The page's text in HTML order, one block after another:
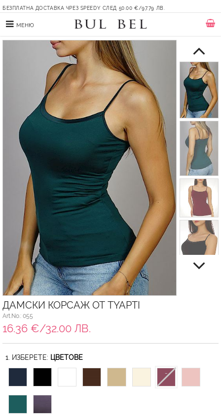
БЕЗПЛАТНА ДОСТАВКА ЧРЕЗ SPEEDY СЛЕД 50.00 €/97.79 ЛВ.
МЕНЮ
ДАМСКИ КОРСАЖ ОТ TYAPTI
Art.No.: 055
16.36 €/32.00 ЛВ.
1. ИЗБЕРЕТЕ: ЦВЕТОВЕ